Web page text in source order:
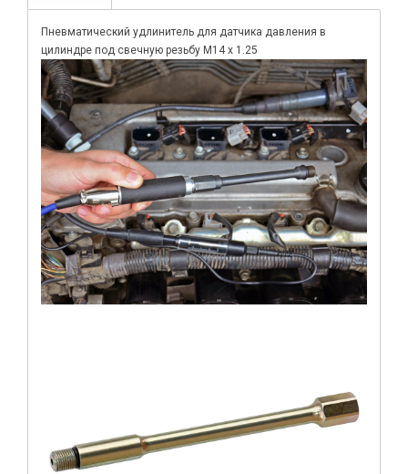
Пневматический удлинитель для датчика давления в
цилиндре под свечную резьбу M14 x 1.25